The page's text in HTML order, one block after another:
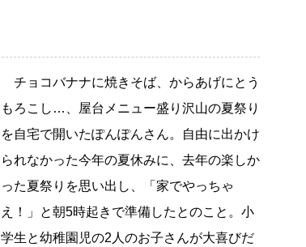
チョコバナナに焼きそば、からあげにとう
もろこし…、屋台メニュー盛り沢山の夏祭り
を自宅で開いたぽんぽんさん。自由に出かけ
られなかった今年の夏休みに、去年の楽しか
った夏祭りを思い出し、「家でやっちゃ
え！」と朝5時起きで準備したとのこと。小
学生と幼稚園児の2人のお子さんが大喜びだ